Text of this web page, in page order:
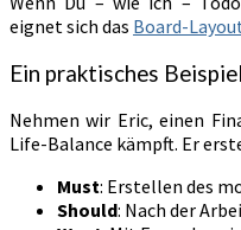
eignet sich das Board-
Ein praktisches Beispiel
Nehmen wir Eric, einen
Life-Balance kämpft. Er
Must: Erstellen des
Should: Nach der